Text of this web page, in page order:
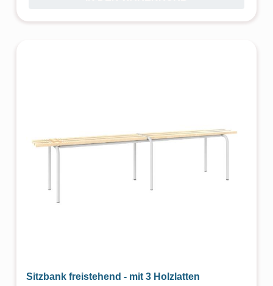
Sitzbank freistehend - mit 3 Holzlatten